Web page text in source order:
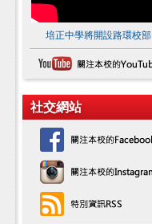
培正中學將開設路環校部
社交網站